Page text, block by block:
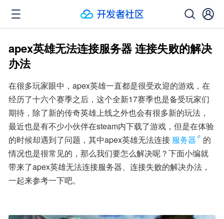
apex英雄无法连接服务器 连接失败的解决
办法
在很多玩家眼中，apex英雄一直都是很受欢迎的游戏，在
经历了十六个赛季之后，这个全新17赛季也是备受玩家们
期待，除了新的传奇英雄上线之外也会有很多新的玩法，
最近也是有不少小伙伴在steam内下载了游戏，但是在体验
的时候却遇到了问题，其中apex英雄无法连接 服务器
的
情况也是很常见的，那么我们要怎么解决呢？下面小编就
带来了apex英雄无法连接服务器、连接失败的解决办法，
一起来参考一下吧。